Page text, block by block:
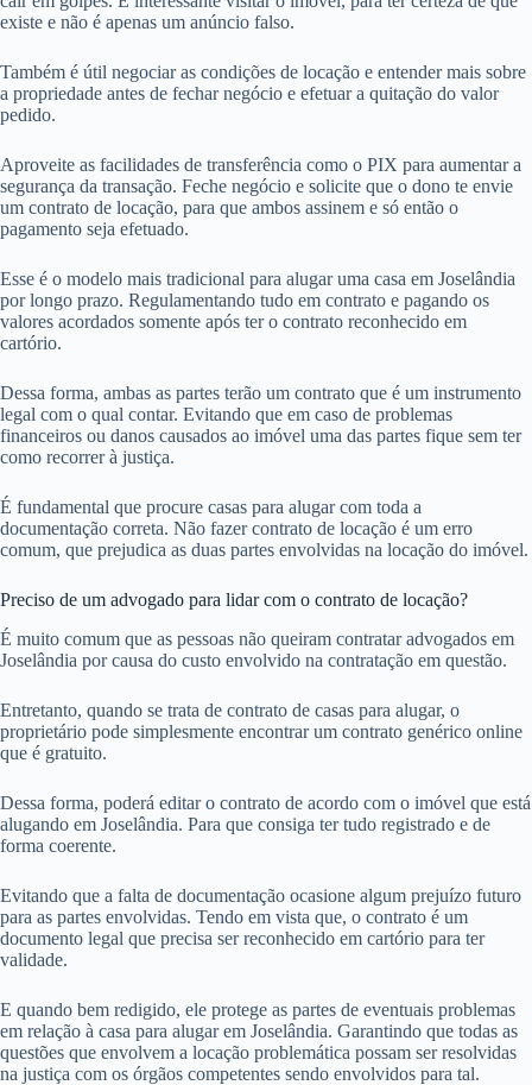
existe e não é apenas um anúncio falso.
Também é útil negociar as condições de locação e entender mais sobre
a propriedade antes de fechar negócio e efetuar a quitação do valor
pedido.
Aproveite as facilidades de transferência como o PIX para aumentar a
segurança da transação. Feche negócio e solicite que o dono te envie
um contrato de locação, para que ambos assinem e só então o
pagamento seja efetuado.
Esse é o modelo mais tradicional para alugar uma casa em Joselândia
por longo prazo. Regulamentando tudo em contrato e pagando os
valores acordados somente após ter o contrato reconhecido em
cartório.
Dessa forma, ambas as partes terão um contrato que é um instrumento
legal com o qual contar. Evitando que em caso de problemas
financeiros ou danos causados ao imóvel uma das partes fique sem ter
como recorrer à justiça.
É fundamental que procure casas para alugar com toda a
documentação correta. Não fazer contrato de locação é um erro
comum, que prejudica as duas partes envolvidas na locação do imóvel.
Preciso de um advogado para lidar com o contrato de locação?
É muito comum que as pessoas não queiram contratar advogados em
Joselândia por causa do custo envolvido na contratação em questão.
Entretanto, quando se trata de contrato de casas para alugar, o
proprietário pode simplesmente encontrar um contrato genérico online
que é gratuito.
Dessa forma, poderá editar o contrato de acordo com o imóvel que está
alugando em Joselândia. Para que consiga ter tudo registrado e de
forma coerente.
Evitando que a falta de documentação ocasione algum prejuízo futuro
para as partes envolvidas. Tendo em vista que, o contrato é um
documento legal que precisa ser reconhecido em cartório para ter
validade.
E quando bem redigido, ele protege as partes de eventuais problemas
em relação à casa para alugar em Joselândia. Garantindo que todas as
questões que envolvem a locação problemática possam ser resolvidas
na justiça com os órgãos competentes sendo envolvidos para tal.